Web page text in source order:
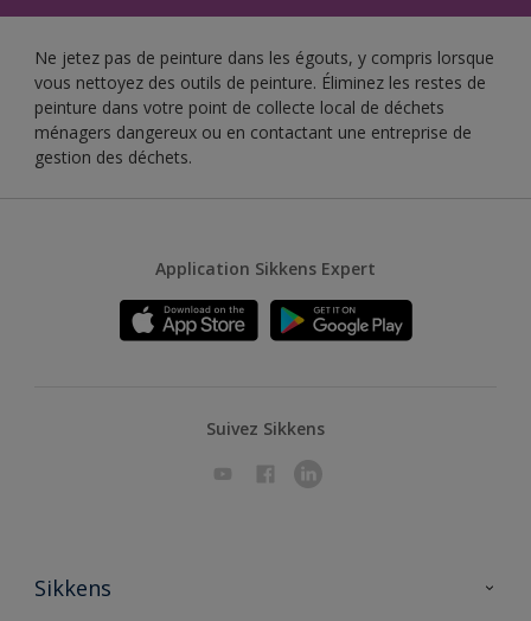
Ne jetez pas de peinture dans les égouts, y compris lorsque
vous nettoyez des outils de peinture. Éliminez les restes de
peinture dans votre point de collecte local de déchets
ménagers dangereux ou en contactant une entreprise de
gestion des déchets.
Application Sikkens Expert
Suivez Sikkens
Sikkens